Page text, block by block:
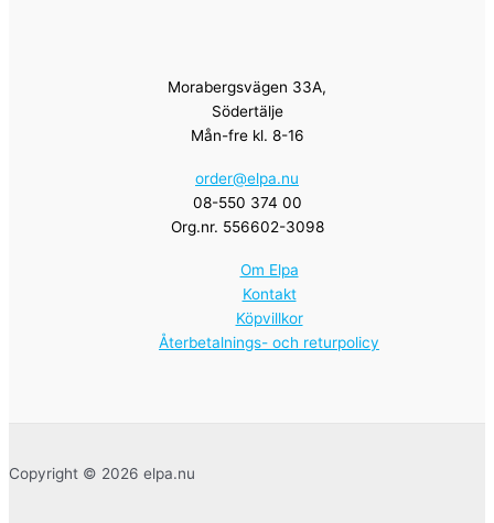
Morabergsvägen 33A,
Södertälje
Mån-fre kl. 8-16
order@elpa.nu
08-550 374 00
Org.nr. 556602-3098
Om Elpa
Kontakt
Köpvillkor
Återbetalnings- och returpolicy
Copyright © 2026 elpa.nu